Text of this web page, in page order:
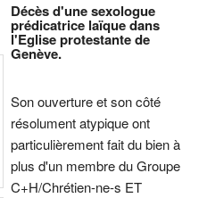
Décès d'une sexologue
prédicatrice laïque dans
l'Eglise protestante de
Genève.
Son ouverture et son côté
résolument atypique ont
particulièrement fait du bien à
plus d'un membre du Groupe
C+H/Chrétien-ne-s ET